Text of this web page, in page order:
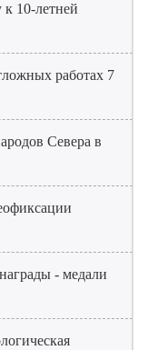
10-летней
работах 7
Севера в
- медали